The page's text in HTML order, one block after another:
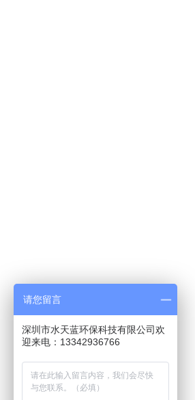
请您留言
深圳市水天蓝环保科技有限公司欢
迎来电：13342936766